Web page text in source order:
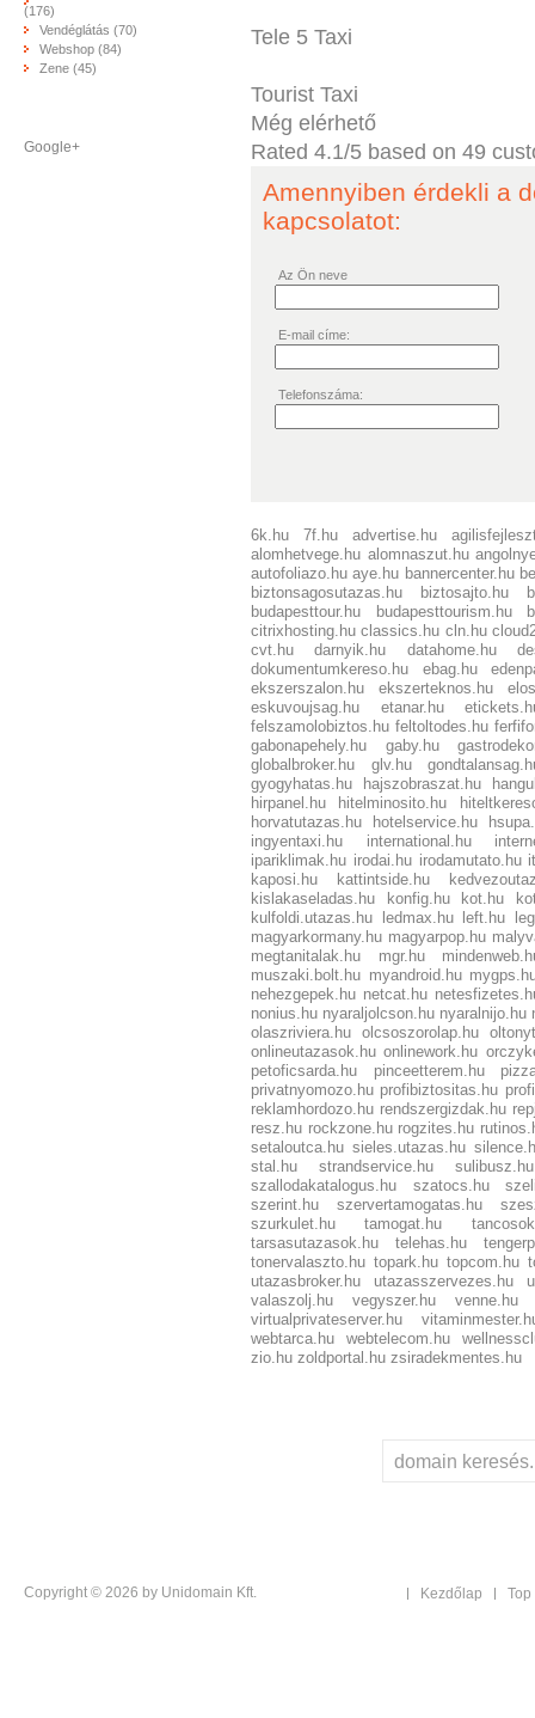
(176)
Vendéglátás (70)
Webshop (84)
Zene (45)
Google+
Tele 5 Taxi
Tourist Taxi
Még elérhető
Rated 4.1/5 based on 49
Amennyiben érdekli a
kapcsolatot:
Az Ön neve
E-mail címe:
Telefonszáma:
6k.hu 7f.hu advertise.hu
alomhetvege.hu alomnaszut.hu
autofoliazo.hu aye.hu bannercenter.hu
biztonsagosutazas.hu
biztosajto.hu
budapesttour.hu
budapesttourism.hu
citrixhosting.hu classics.hu cln.hu
cvt.hu
darnyik.hu datahome.hu
dokumentumkereso.hu
ebag.hu
ekszerszalon.hu
ekszerteknos.hu
eskuvoujsag.hu
etanar.hu
felszamolobiztos.hu feltoltodes.hu
gabonapehely.hu
gaby.hu
globalbroker.hu
glv.hu
gyogyhatas.hu
hajszobraszat.hu
hirpanel.hu
hitelminosito.hu
horvatutazas.hu
hotelservice.hu
ingyentaxi.hu
international.hu
ipariklimak.hu irodai.hu irodamutato.hu
kaposi.hu
kattintside.hu
kislakaseladas.hu
konfig.hu kot.hu
kulfoldi.utazas.hu
ledmax.hu left.hu
magyarkormany.hu magyarpop.hu
megtanitalak.hu
mgr.hu
muszaki.bolt.hu myandroid.hu
nehezgepek.hu netcat.hu
nonius.hu nyaraljolcson.hu nyaralnijo.hu
olaszriviera.hu olcsoszorolap.hu
onlineutazasok.hu onlinework.hu
petoficsarda.hu
pinceetterem.hu
privatnyomozo.hu profibiztositas.hu
reklamhordozo.hu rendszergizdak.hu
resz.hu rockzone.hu rogzites.hu
setaloutca.hu sieles.utazas.hu
stal.hu
strandservice.hu
sulibusz.hu
szallodakatalogus.hu
szatocs.hu
szerint.hu
szervertamogatas.hu
szurkulet.hu
tamogat.hu
tarsasutazasok.hu
telehas.hu
tonervalaszto.hu topark.hu topcom.hu
utazasbroker.hu
utazasszervezes.hu
valaszolj.hu
vegyszer.hu
venne.hu
virtualprivateserver.hu
webtarca.hu
webtelecom.hu
zio.hu zoldportal.hu zsiradekmentes.hu
Copyright © 2026 by Unidomain Kft. Kezdőlap